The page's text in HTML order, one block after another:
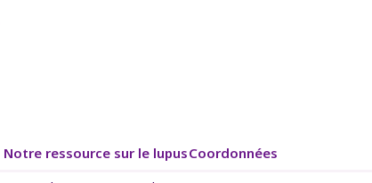
Notre ressource sur le lupusCoordonnées